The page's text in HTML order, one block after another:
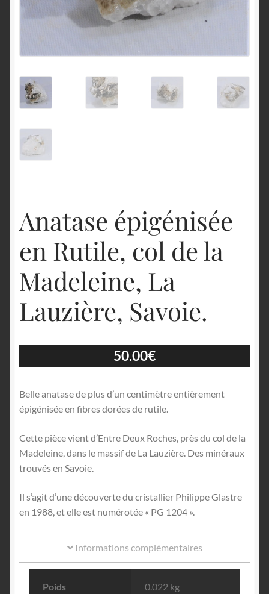
Anatase épigénisée
en Rutile, col de la
Madeleine, La
Lauzière, Savoie.
50.00€
Belle anatase de plus d’un centimètre entièrement
épigénisée en fibres dorées de rutile.
Cette pièce vient d’Entre Deux Roches, près du col de la
Madeleine, dans le massif de La Lauzière. Des minéraux
trouvés en Savoie.
Il s’agit d’une découverte du cristallier Philippe Glastre
en 1988, et elle est numérotée « PG 1204 ».
Informations complémentaires
Poids 0.022 kg